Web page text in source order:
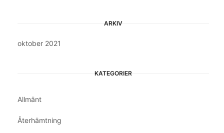
ARKIV
oktober 2021
KATEGORIER
Allmänt
Återhämtning